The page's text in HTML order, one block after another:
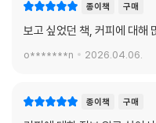
종이책 구매
보고 싶었던 책, 커피에 대해
o*******n 2026.04.06.
종이책 구매